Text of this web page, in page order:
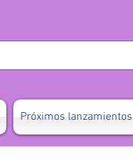
Próximos lanzamientos